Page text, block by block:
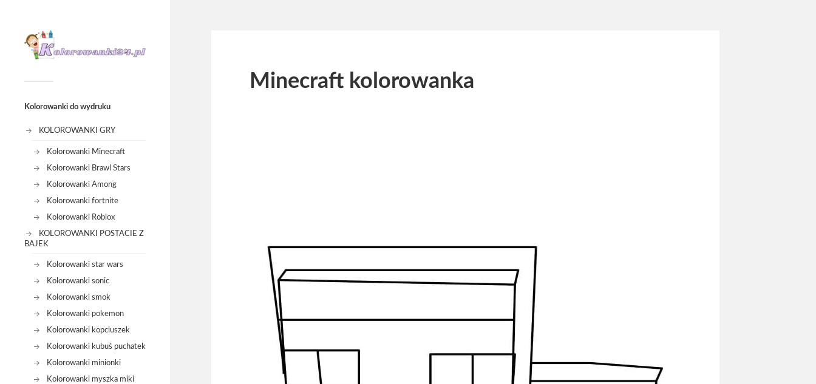
Kolorowanki do wydruku
KOLOROWANKI GRY
Kolorowanki Minecraft
Kolorowanki Brawl Stars
Kolorowanki Among
Kolorowanki fortnite
Kolorowanki Roblox
KOLOROWANKI POSTACIE Z
BAJEK
Kolorowanki star wars
Kolorowanki sonic
Kolorowanki smok
Kolorowanki pokemon
Kolorowanki kopciuszek
Kolorowanki kubuś puchatek
Kolorowanki minionki
Kolorowanki myszka miki
Minecraft kolorowanka